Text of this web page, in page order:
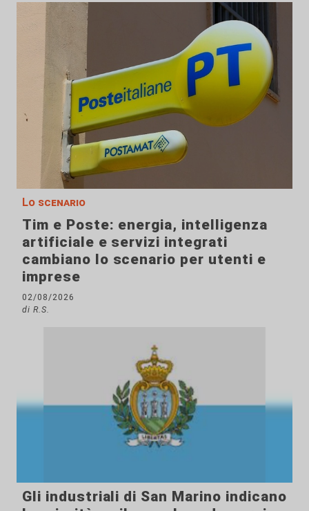
Lo scenario
Tim e Poste: energia, intelligenza
artificiale e servizi integrati
cambiano lo scenario per utenti e
imprese
02/08/2026
di R.S.
Gli industriali di San Marino indicano